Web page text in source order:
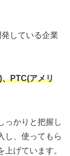
している企業
PTC(アメリ
っかりと把握し
し、使ってもら
げています。